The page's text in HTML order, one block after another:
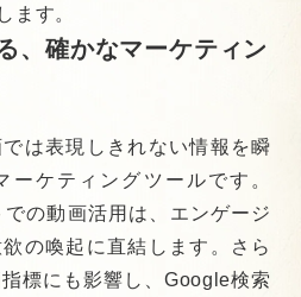
ます。
、確かなマーケティン
は表現しきれない情報を瞬
ーケティングツールです。
の動画活用は、エンゲージ
の喚起に直結します。さら
標にも影響し、Google検索